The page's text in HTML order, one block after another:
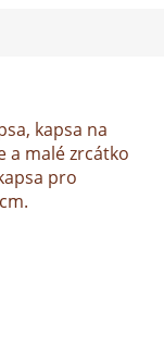
kapsa na
a malé zrcátko
pro